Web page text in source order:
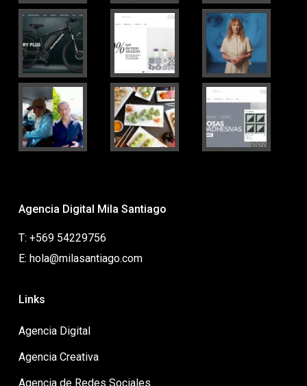
Agencia Digital Mila Santiago
T: +569 54229756
E: hola@milasantiago.com
Links
Agencia Digital
Agencia Creativa
Agencia de Redes Sociales